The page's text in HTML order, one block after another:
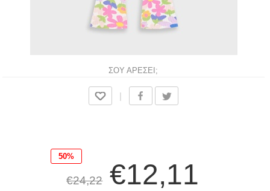
ΣΟΥ ΑΡΕΣΕΙ;
50%
€24,22 €12,11